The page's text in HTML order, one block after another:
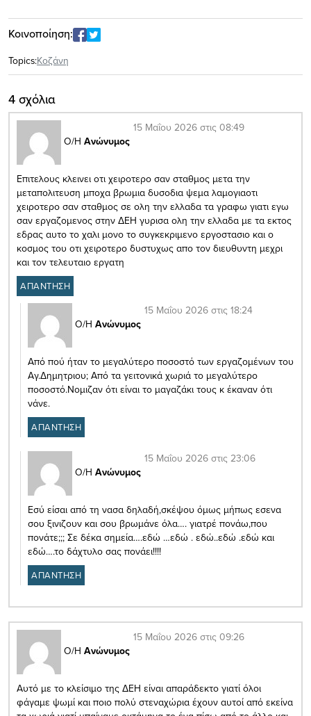
Κοινοποίηση:
Topics:Κοζάνη
4 σχόλια
Ο/Η Ανώνυμος
15 Μαΐου 2026 στις 08:49
Επιτελους κλεινει οτι χειροτερο σαν σταθμος μετα την
μεταπολιτευση μποχα βρωμια δυσοδια ψεμα λαμογιαοτι
χειροτερο σαν σταθμος σε ολη την ελλαδα τα γραφω γιατι εγω
σαν εργαζομενος στην ΔΕΗ γυρισα ολη την ελλαδα με τα εκτος
εδρας αυτο το χαλι μονο το συγκεκριμενο εργοστασιο και ο
κοσμος του οτι χειροτερο δυστυχως απο τον διευθυντη μεχρι
και τον τελευταιο εργατη
ΑΠΑΝΤΗΣΗ
Ο/Η Ανώνυμος
15 Μαΐου 2026 στις 18:24
Από πού ήταν το μεγαλύτερο ποσοστό των εργαζομένων του
Αγ.Δημητριου; Από τα γειτονικά χωριά το μεγαλύτερο
ποσοστό.Νομιζαν ότι είναι το μαγαζάκι τους κ έκαναν ότι
νάνε.
ΑΠΑΝΤΗΣΗ
Ο/Η Ανώνυμος
15 Μαΐου 2026 στις 23:06
Εσύ είσαι από τη νασα δηλαδή,σκέψου όμως μήπως εσενα
σου ξινιζουν και σου βρωμάνε όλα…. γιατρέ πονάω,που
πονάτε;;; Σε δέκα σημεία….εδώ …εδώ . εδώ..εδώ .εδώ και
εδώ….το δάχτυλο σας πονάει!!!!
ΑΠΑΝΤΗΣΗ
Ο/Η Ανώνυμος
15 Μαΐου 2026 στις 09:26
Αυτό με το κλείσιμο της ΔΕΗ είναι απαράδεκτο γιατί όλοι
φάγαμε ψωμί και ποιο πολύ στεναχώρια έχουν αυτοί από εκείνα